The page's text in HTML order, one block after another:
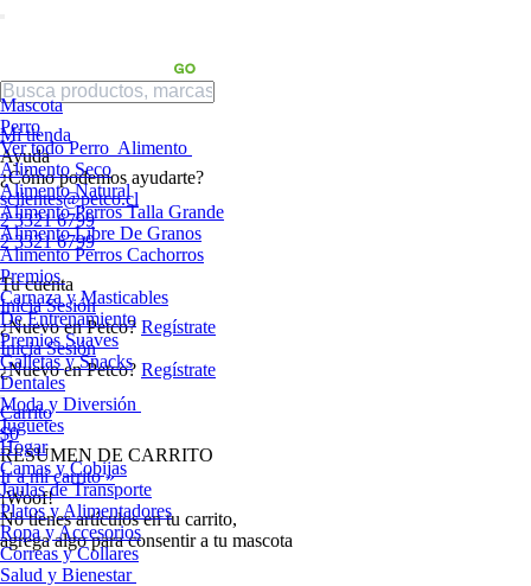
Mi tienda
Ayuda
¿Cómo podemos ayudarte?
sclientes@petco.cl
2 3321 6799
2 3321 6799
Tu cuenta
Inicia Sesión
¿Nuevo en Petco? Regístrate
Inicia Sesión
¿Nuevo en Petco? Regístrate
Carrito
$0
RESUMEN DE CARRITO
Ir a mi carrito »
¡Woof!
No tíenes artículos en tu carrito,
agrega algo para consentir a tu mascota
Mascota
Perro
Ver todo Perro Alimento
Alimento Seco
Alimento Natural
Alimento Perros Talla Grande
Alimento Libre De Granos
Alimento Perros Cachorros
Premios
Carnaza y Masticables
De Entrenamiento
Premios Suaves
Galletas y Snacks
Dentales
Moda y Diversión
Juguetes
Hogar
Camas y Cobijas
Jaulas de Transporte
Platos y Alimentadores
Ropa y Accesorios
Correas y Collares
Salud y Bienestar